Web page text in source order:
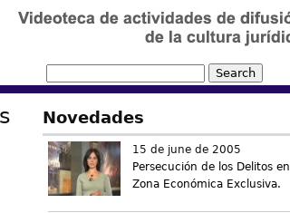
Novedades
15 de june de 2005
Persecución de los Delitos en
Zona Económica Exclusiva.